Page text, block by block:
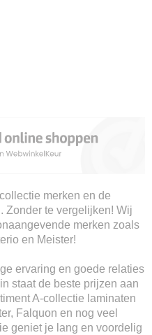
merken en de
Zonder te vergelijken! Wij
merken zoals
en Meister!
ervaring en goede relaties
staat de beste prijzen aan
A-collectie laminaten
Falquon en nog veel
geniet je lang en voordelig